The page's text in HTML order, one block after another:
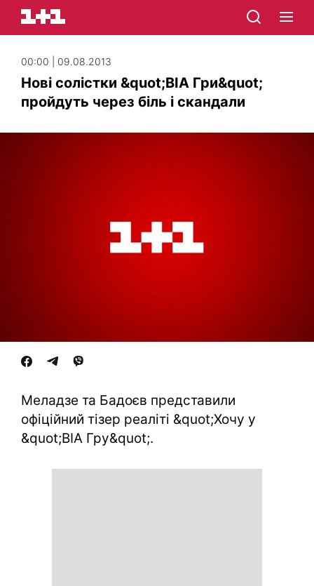
00:00 | 09.08.2013
Нові солістки &quot;ВІА Гри&quot;
пройдуть через біль і скандали
Меладзе та Бадоєв представили
офіційний тізер реаліті &quot;Хочу у
&quot;ВІА Гру&quot;.